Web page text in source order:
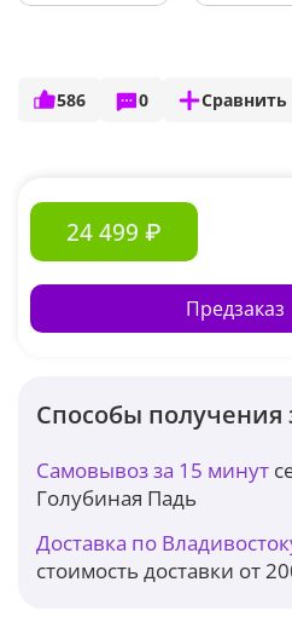
586 0 Сравнить
24 499 ₽
Предзаказ
Способы получения
Самовывоз за 15 минут
Голубиная Падь
Доставка по
стоимость доставки от